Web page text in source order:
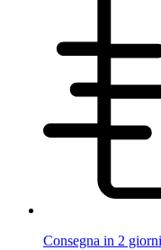
Consegna in 2 giorni